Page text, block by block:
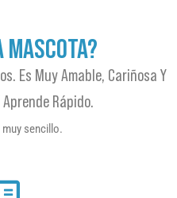
MASCOTA?
Es Muy Amable, Cariñosa Y
Rápido.
sencillo.